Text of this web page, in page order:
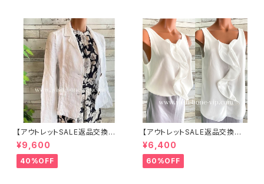
【アウトレットSALE返品交換不
可8/20まで】イタリア製サマー
ジャケット｜Made in ITALY｜
リネン麻 飾りエリ ジャケット/ホ
ワイト
¥9,600
40%OFF
【アウトレットSALE返品交換不
可8/20まで】イタリア製 CASA
DEILUCA ITALY｜前フリル＆B
IGフリルトップス /ホワイト
¥6,400
60%OFF